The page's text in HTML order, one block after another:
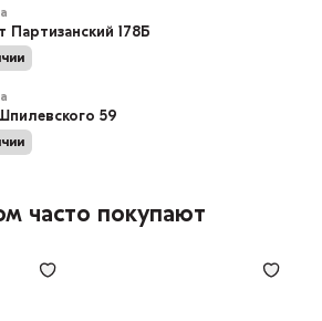
Партизанский 178Б
59
часто покупают